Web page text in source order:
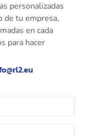
personalizadas
de tu empresa,
en cada
para hacer